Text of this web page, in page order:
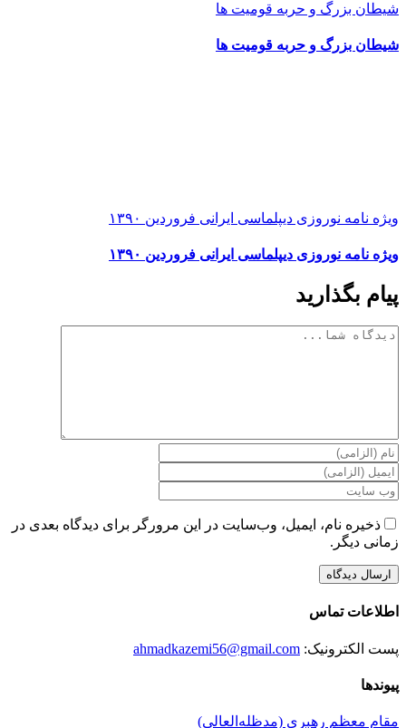
شیطان بزرگ و حربه قومیت ها
شیطان بزرگ و حربه قومیت ها
ویژه نامه نوروزی دیپلماسی ایرانی فروردین ۱۳۹۰
ویژه نامه نوروزی دیپلماسی ایرانی فروردین ۱۳۹۰
پیام بگذارید
دیدگاه
ذخیره نام، ایمیل، وب‌سایت در این مرورگر برای دیدگاه بعدی در
زمانی دیگر.
اطلاعات تماس
پست الکترونیک: ahmadkazemi56@gmail.com
پیوندها
مقام معظم رهبری (مد‌ظله‌العالی)